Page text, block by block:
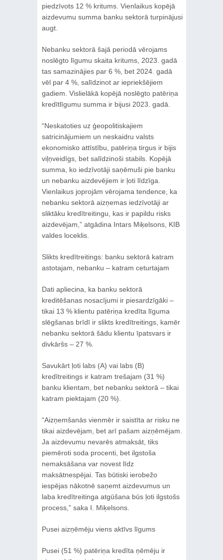
piedzīvots 12 % kritums. Vienlaikus kopējā
aizdevumu summa banku sektorā turpinājusi
augt.
Nebanku sektorā šajā periodā vērojams
noslēgto līgumu skaita kritums, 2023. gadā
tas samazinājies par 6 %, bet 2024. gadā
vēl par 4 %, salīdzinot ar iepriekšējiem
gadiem. Vislielākā kopējā noslēgto patēriņa
kredītlīgumu summa ir bijusi 2023. gadā.
“Neskatoties uz ģeopolitiskajiem
satricinājumiem un neskaidru valsts
ekonomisko attīstību, patēriņa tirgus ir bijis
viļņveidīgs, bet salīdzinoši stabils. Kopējā
summa, ko iedzīvotāji saņēmuši pie banku
un nebanku aizdevējiem ir ļoti līdzīga.
Vienlaikus joprojām vērojama tendence, ka
nebanku sektorā aizņemas iedzīvotāji ar
sliktāku kredītreitingu, kas ir papildu risks
aizdevējam,” atgādina Intars Miķelsons, KIB
valdes loceklis.
Slikts kredītreitings: banku sektorā katram
astotajam, nebanku – katram ceturtajam
Dati apliecina, ka banku sektorā
kreditēšanas nosacījumi ir piesardzīgāki –
tikai 13 % klientu patēriņa kredīta līguma
slēgšanas brīdī ir slikts kredītreitings, kamēr
nebanku sektorā šādu klientu īpatsvars ir
divkāršs – 27 %.
Savukārt ļoti labs (A) vai labs (B)
kredītreitings ir katram trešajam (31 %)
banku klientam, bet nebanku sektorā – tikai
katram piektajam (20 %).
“Aizņemšanās vienmēr ir saistīta ar risku ne
tikai aizdevējam, bet arī pašam aizņēmējam.
Ja aizdevumu nevarēs atmaksāt, tiks
piemēroti soda procenti, bet ilgstoša
nemaksāšana var novest līdz
maksātnespējai. Tas būtiski ierobežo
iespējas nākotnē saņemt aizdevumus un
laba kredītreitinga atgūšana būs ļoti ilgstošs
process,” saka I. Miķelsons.
Pusei aizņēmēju viens aktīvs līgums
Pusei (51 %) patēriņa kredīta ņēmēju ir